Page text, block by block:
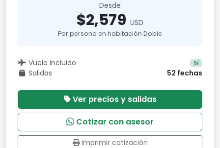
Desde
$2,579 USD
Por persona en habitación Doble
Vuelo incluido Sí
Salidas 52 fechas
Ver precios y salidas
Cotizar con asesor
Imprimir cotización